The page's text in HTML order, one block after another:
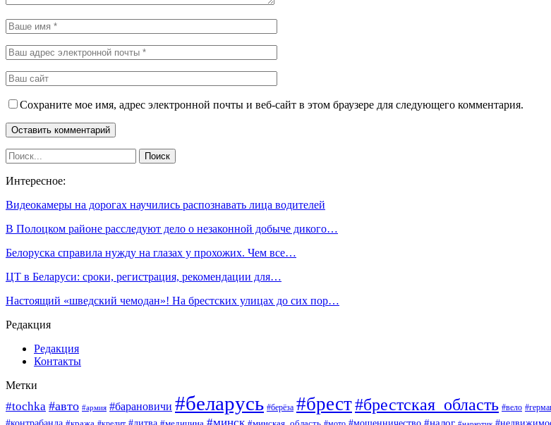
Сохраните мое имя, адрес электронной почты и веб-сайт в этом браузере для следующего комментария.
Интересное:
Видеокамеры на дорогах научились распознавать лица водителей
В Полоцком районе расследуют дело о незаконной добыче дикого…
Белоруска справила нужду на глазах у прохожих. Чем все…
ЦТ в Беларуси: сроки, регистрация, рекомендации для…
Настоящий «шведский чемодан»! На брестских улицах до сих пор…
Редакция
Редакция
Контакты
Метки
#tochka #авто #армия #барановичи #беларусь #берёза #брест#брестская_область #вело